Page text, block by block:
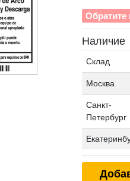
Обратите
Наличие
Склад
Москва
Санкт-
Петербург